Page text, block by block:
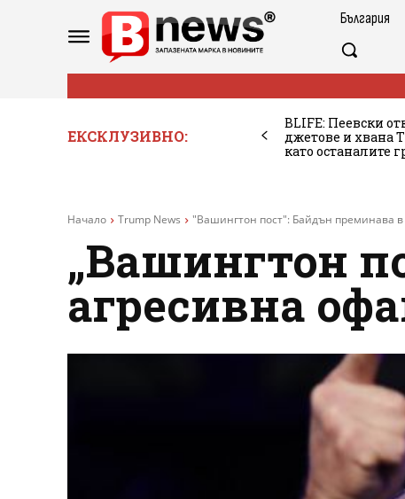
България
ЕКСКЛУЗИВНО:
BLIFE: Пеевски
джетове и хвана
като останалите
Начало Trump News "Вашингтон пост": Байдън преминава
„Вашингтон
агресивна